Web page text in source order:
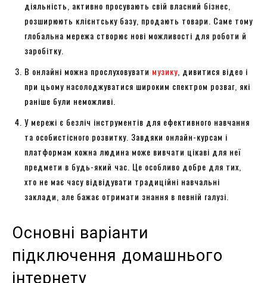
діяльність, активно просувають свій власний бізнес,
розширюють клієнтську базу, продають товари. Саме тому
глобальна мережа створює нові можливості для роботи й
заробітку.
В онлайні можна прослуховувати музику , дивитися відео і
при цьому насолоджуватися широким спектром розваг, які
раніше були неможливі.
У мережі є безліч інструментів для ефективного навчання
та особистісного розвитку. Завдяки онлайн-курсам і
платформам кожна людина може вивчати цікаві для неї
предмети в будь-який час. Це особливо добре для тих,
хто не має часу відвідувати традиційні навчальні
заклади, але бажає отримати знання в певній галузі.
Основні варіанти
підключення домашнього
інтернету